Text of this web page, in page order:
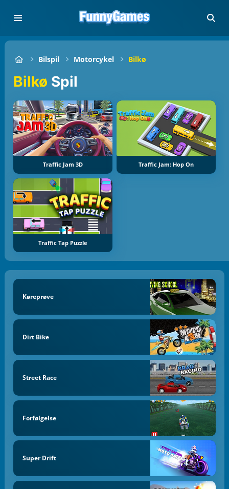
Bilspil Motorcykel Bilkø
Bilkø Spil
Traffic Jam 3D Traffic Jam: Hop On
Traffic Tap Puzzle
Køreprøve
Dirt Bike
Street Race
Forfølgelse
Super Drift